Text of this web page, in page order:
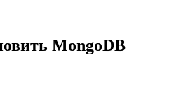
MongoDB